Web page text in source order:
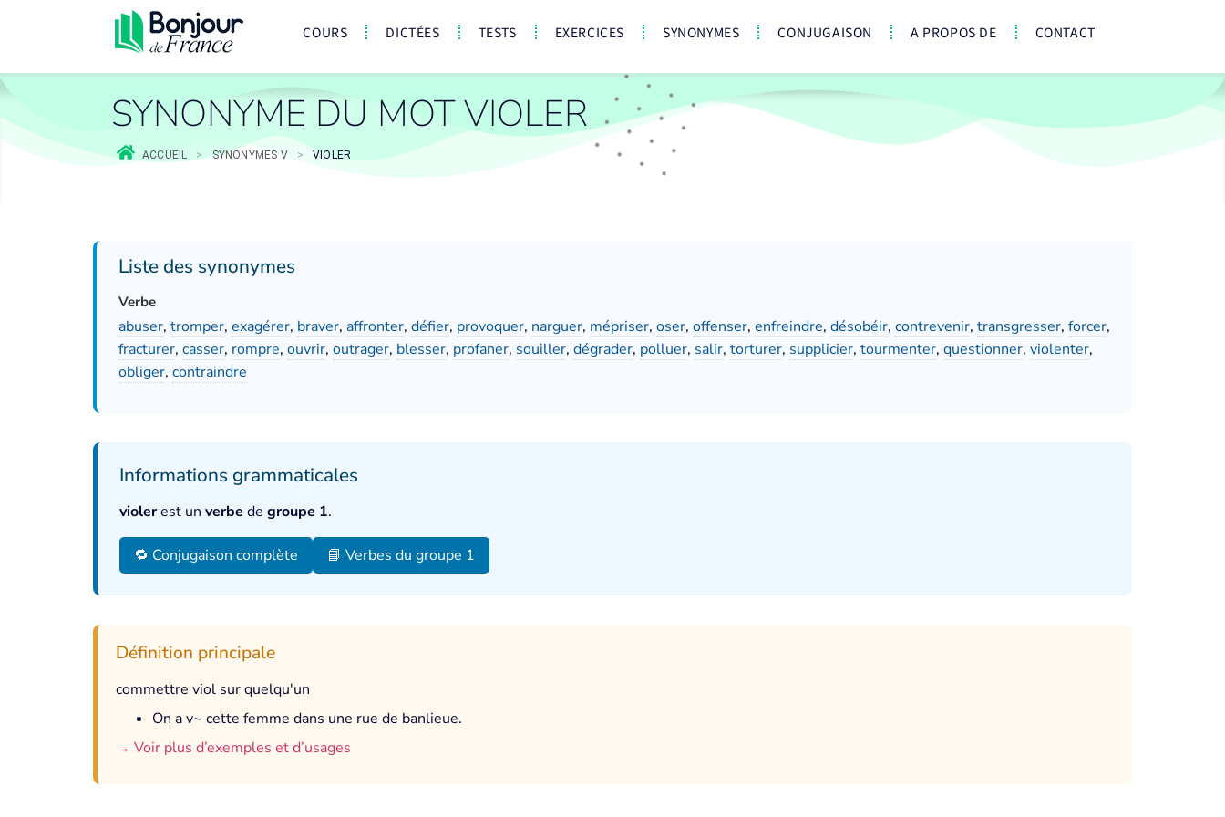
COURS DICTÉES TESTS EXERCICES SYNONYMES CONJUGAISON A PROPOS DE CONTACT
SYNONYME DU MOT VIOLER
ACCUEIL > SYNONYMES V > VIOLER
Liste des synonymes
Verbe
abuser, tromper, exagérer, braver, affronter, défier, provoquer, narguer, mépriser, oser, offenser, enfreindre, désobéir, contrevenir, transgresser, forcer,
fracturer, casser, rompre, ouvrir, outrager, blesser, profaner, souiller, dégrader, polluer, salir, torturer, supplicier, tourmenter, questionner, violenter,
obliger, contraindre
Informations grammaticales
violerest un verbe de groupe 1.
🔁 Conjugaison complète 📘 Verbes du groupe 1
Définition principale
commettre viol sur quelqu'un
On a v~ cette femme dans une rue de banlieue.
→ Voir plus d’exemples et d’usages